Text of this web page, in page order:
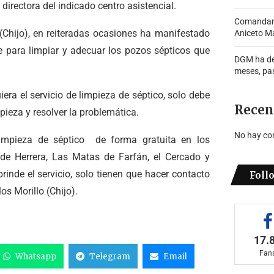
del indicado centro asistencial.
en reiteradas ocasiones ha manifestado
limpiar y adecuar los pozos sépticos que
el servicio de limpieza de séptico, solo debe
y resolver la problemática.
de séptico de forma gratuita en los
Herrera, Las Matas de Farfán, el Cercado y
el servicio, solo tienen que hacer contacto
Morillo (Chijo).
Whatsapp Telegram Email
Aniceto
DGM ha
meses,
No hay